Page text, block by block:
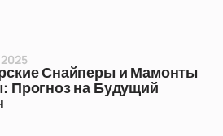
Снайперы и Мамонты
Прогноз на Будущий